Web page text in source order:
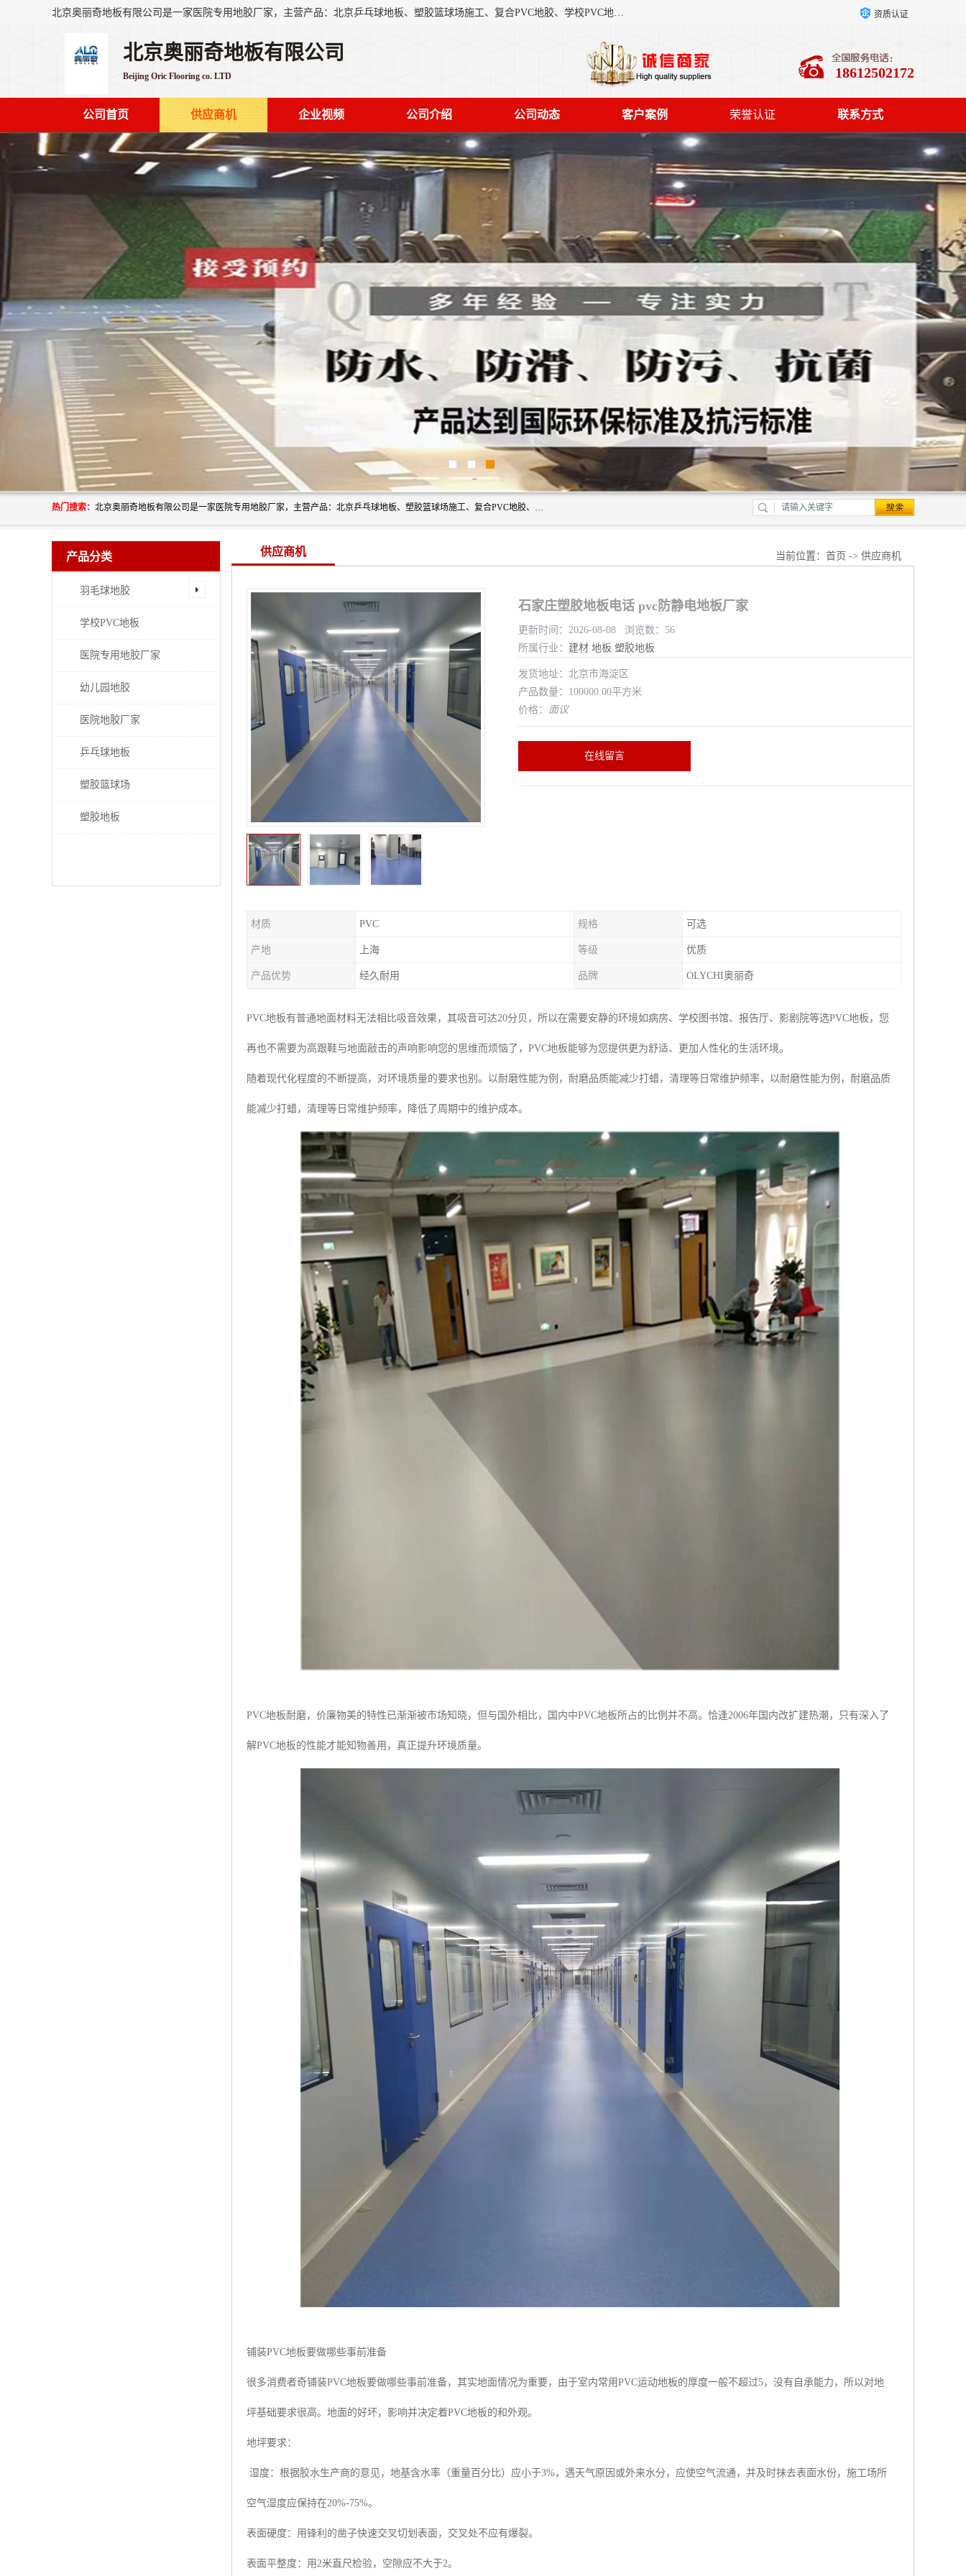
北京奥丽奇地板有限公司是一家医院专用地胶厂家，主营产品：北京乒乓球地板、塑胶篮球场施工、复合PVC地胶、学校PVC地板、幼儿园地胶等，奥丽奇是一家销售为一体PVC地板，塑胶地板为主的销售企业，公司所生产的PVC塑胶地板产品主要用于办公楼、医院、 机场、学校、幼儿园、商场、交通工具、宾馆、车站等公共场所。 资质认证
北京奥丽奇地板有限公司
Beijing Oric Flooring co. LTD 18612502172
公司首页 供应商机 企业视频 公司介绍 公司动态 客户案例 荣誉认证 联系方式
热门搜索： 北京奥丽奇地板有限公司是一家医院专用地胶厂家，主营产品：北京乒乓球地板、塑胶篮球场施工、复合PVC地胶、学校PVC地板、幼儿园地胶等，奥丽奇是一家销售为一体PVC地板，塑胶地板为主的销售企业，公司所生产的PVC塑胶地板产品主要用于办公楼、医院、 机场、学校、幼儿园、商场、交通工具、宾馆、车站等公共场所。
产品分类
羽毛球地胶
学校PVC地板
医院专用地胶厂家
幼儿园地胶
医院地胶厂家
乒乓球地板
塑胶篮球场
塑胶地板
供应商机 当前位置： 首页 -> 供应商机
石家庄塑胶地板电话 pvc防静电地板厂家
更新时间：2026-08-08 浏览数：56
所属行业： 建材 地板 塑胶地板
发货地址：北京市海淀区
产品数量：100000.00平方米
价格： 面议
在线留言
材质 PVC 规格 可选
产地 上海 等级 优质
产品优势 经久耐用 品牌 OLYCHI奥丽奇
PVC地板有普通地面材料无法相比吸音效果，其吸音可达20分贝，所以在需要安静的环境如病房、学校图书馆、报告厅、影剧院等选PVC地板，您
再也不需要为高跟鞋与地面敲击的声响影响您的思维而烦恼了，PVC地板能够为您提供更为舒适、更加人性化的生活环境。
随着现代化程度的不断提高，对环境质量的要求也别。以耐磨性能为例，耐磨品质能减少打蜡，清理等日常维护频率，以耐磨性能为例，耐磨品质
能减少打蜡，清理等日常维护频率，降低了周期中的维护成本。
PVC地板耐磨，价廉物美的特性已渐渐被市场知晓，但与国外相比，国内中PVC地板所占的比例并不高。恰逢2006年国内改扩建热潮，只有深入了
解PVC地板的性能才能知物善用，真正提升环境质量。
铺装PVC地板要做哪些事前准备
很多消费者奇铺装PVC地板要做哪些事前准备，其实地面情况为重要，由于室内常用PVC运动地板的厚度一般不超过5，没有自承能力，所以对地
坪基础要求很高。地面的好坏，影响并决定着PVC地板的和外观。
地坪要求：
湿度：根据胶水生产商的意见，地基含水率（重量百分比）应小于3%，遇天气原因或外来水分，应使空气流通，并及时抹去表面水份，施工场所
空气湿度应保持在20%-75%。
表面硬度：用锋利的凿子快速交叉切划表面，交叉处不应有爆裂。
表面平整度：用2米直尺检验，空隙应不大于2。